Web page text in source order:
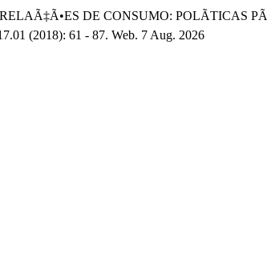
DE CONSUMO: POLÃTICAS
(2018): 61 - 87. Web. 7 Aug. 2026